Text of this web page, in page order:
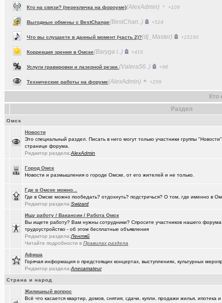
(BestChan..)
(Baryga i..)
(Valera56..)
(AlexAdmin)
(Raptorr)
Ваш топ исполнителей?(Kebbos) +1
Респираторы и маски...Время пришло? Короновирус уже в Омске(cherms)
СИМ(Aljexeй)
НЕ рекомендую из посл, просмотренного мной
_Автообъявления. Покупка / продажа авто.(Justin) +1286
Социальная инженерия
Перешеек у ручья(tramov)
СШ-5(um5939) +4
Здоровье - это решение личных проблем
Осведомлённый источник сообщает... (Молодец.)
Кто что ест или пьёт прямо сейчас?
А помните в Омске...
Раздел
Омск
Новости
Это специальный раздел. Писать в него могут только участники группы
странице форума.
Редактор раздела:AlexAdmin
Город Омск
Новости и размышления о городе Омске, от его жителей и не только.
Где в Омске можно...
Где в Омске можно пообедать? отдохнуть? подстричься? О том, где именно в
Редактор раздела:Swizard
Ищу работу / Вакансии / Работа Омск
Вы ищете работу? Вам нужны сотрудники? Спросите участников нашего
трудоустройство - об этом бесплатные объявления
Редактор раздела:Лентяй
Читайте подробности в Правилах раздела
Афиша
Горячая информация о предстоящих концертах, выступлениях, культурных
Редактор раздела:Anecamateur
Страна и народ
Жилищный вопрос
Всё что касается квартир, домов, снятия, сдачи, купли, продажи жилья,